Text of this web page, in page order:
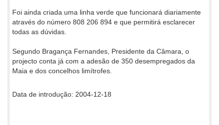
Foi ainda criada uma linha verde que funcionará diariamente
através do número 808 206 894 e que permitirá esclarecer
todas as dúvidas.
Segundo Bragança Fernandes, Presidente da Câmara, o
projecto conta já com a adesão de 350 desempregados da
Maia e dos concelhos limítrofes.
Data de introdução: 2004-12-18